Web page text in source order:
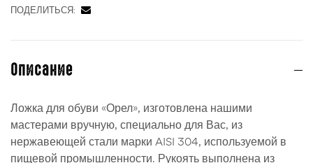
ПОДЕЛИТЬСЯ:
Описание
Ложка для обуви «Орел», изготовлена нашими
мастерами вручную, специально для Вас, из
нержавеющей стали марки AISI 304, используемой в
пищевой промышленности. Рукоять выполнена из